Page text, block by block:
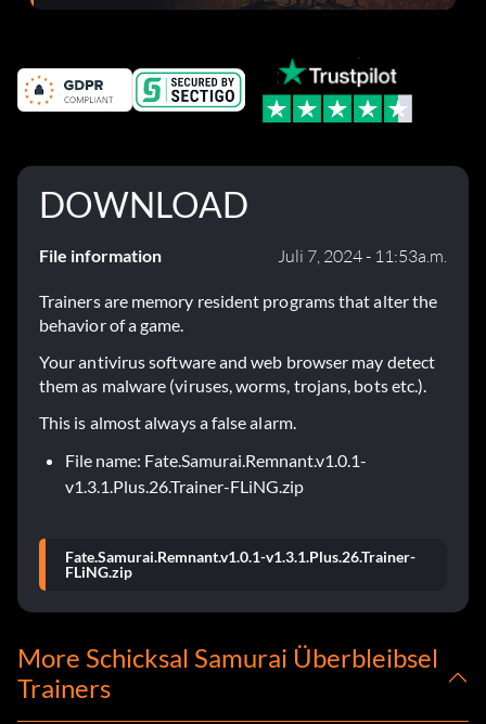
Fehlerbehebungen
DOWNLOAD
File information Juli 7, 2024 - 11:53a.m.
Trainers are memory resident programs that alter the
behavior of a game.
Your antivirus software and web browser may detect
them as malware (viruses, worms, trojans, bots etc.).
This is almost always a false alarm.
File name: Fate.Samurai.Remnant.v1.0.1-
v1.3.1.Plus.26.Trainer-FLiNG.zip
Fate.Samurai.Remnant.v1.0.1-v1.3.1.Plus.26.Trainer-
FLiNG.zip
More Schicksal Samurai Überbleibsel
Trainers